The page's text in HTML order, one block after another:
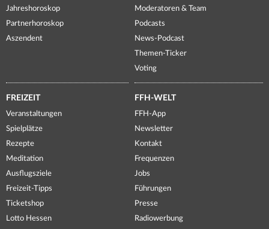
Jahreshoroskop
Partnerhoroskop
Aszendent
Moderatoren & Team
Podcasts
News-Podcast
Themen-Ticker
Voting
FREIZEIT
Veranstaltungen
Spielplätze
Rezepte
Meditation
Ausflugsziele
Freizeit-Tipps
Ticketshop
Lotto Hessen
FFH-WELT
FFH-App
Newsletter
Kontakt
Frequenzen
Jobs
Führungen
Presse
Radiowerbung